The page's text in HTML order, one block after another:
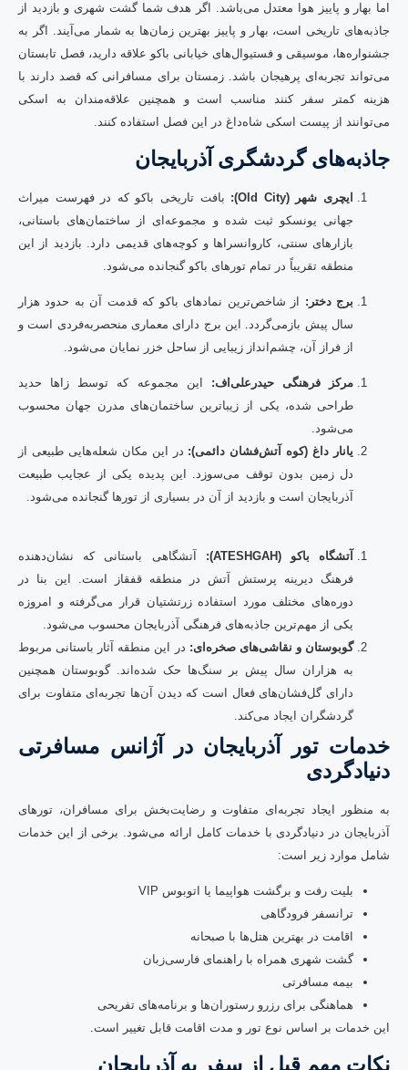
اما بهار و پاییز هوا معتدل می‌باشد. اگر هدف شما گشت شهری و بازدید از
جاذبه‌های تاریخی است، بهار و پاییز بهترین زمان‌ها به شمار می‌آیند. اگر به
جشنواره‌ها، موسیقی و فستیوال‌های خیابانی باکو علاقه دارید، فصل تابستان
می‌تواند تجربه‌ای پرهیجان باشد. زمستان برای مسافرانی که قصد دارند با
هزینه کمتر سفر کنند مناسب است و همچنین علاقه‌مندان به اسکی
می‌توانند از پیست اسکی شاه‌داغ در این فصل استفاده کنند.
جاذبه‌های گردشگری آذربایجان
ایچری شهر (Old City):
بافت تاریخی باکو که در فهرست میراث
جهانی یونسکو ثبت شده و مجموعه‌ای از ساختمان‌های باستانی،
بازارهای سنتی، کاروانسراها و کوچه‌های قدیمی دارد. بازدید از این
منطقه تقریباً در تمام تورهای باکو گنجانده می‌شود.
برج دختر:
از شاخص‌ترین نمادهای باکو که قدمت آن به حدود هزار
سال پیش بازمی‌گردد. این برج دارای معماری منحصربه‌فردی است و
از فراز آن، چشم‌انداز زیبایی از ساحل خزر نمایان می‌شود.
مرکز فرهنگی حیدرعلی‌اف:
این مجموعه که توسط زاها حدید
طراحی شده، یکی از زیباترین ساختمان‌های مدرن جهان محسوب
می‌شود.
یانار داغ (کوه آتش‌فشان دائمی): در این مکان شعله‌هایی طبیعی از
دل زمین بدون توقف می‌سوزد. این پدیده یکی از عجایب طبیعت
آذربایجان است و بازدید از آن در بسیاری از تورها گنجانده می‌شود.
آتشگاه باکو (ATESHGAH):
آتشگاهی باستانی که نشان‌دهنده
فرهنگ دیرینه پرستش آتش در منطقه قفقاز است. این بنا در
دوره‌های مختلف مورد استفاده زرتشتیان قرار می‌گرفته و امروزه
یکی از مهم‌ترین جاذبه‌های فرهنگی آذربایجان محسوب می‌شود.
گوبوستان و نقاشی‌های صخره‌ای: در این منطقه آثار باستانی مربوط
به هزاران سال پیش بر سنگ‌ها حک شده‌اند. گوبوستان همچنین
دارای گل‌فشان‌های فعال است که دیدن آن‌ها تجربه‌ای متفاوت برای
گردشگران ایجاد می‌کند.
خدمات تور آذربایجان در آژانس مسافرتی
دنیادگردی
به منظور ایجاد تجربه‌ای متفاوت و رضایت‌بخش برای مسافران، تورهای
آذربایجان در دنیادگردی با خدمات کامل ارائه می‌شود. برخی از این خدمات
شامل موارد زیر است:
بلیت رفت و برگشت هواپیما یا اتوبوس VIP
ترانسفر فرودگاهی
اقامت در بهترین هتل‌‌ها با صبحانه
گشت شهری همراه با راهنمای فارسی‌زبان
بیمه مسافرتی
هماهنگی برای رزرو رستوران‌ها و برنامه‌های تفریحی
این خدمات بر اساس نوع تور و مدت اقامت قابل تغییر است.
نکات مهم قبل از سفر به آذربایجان